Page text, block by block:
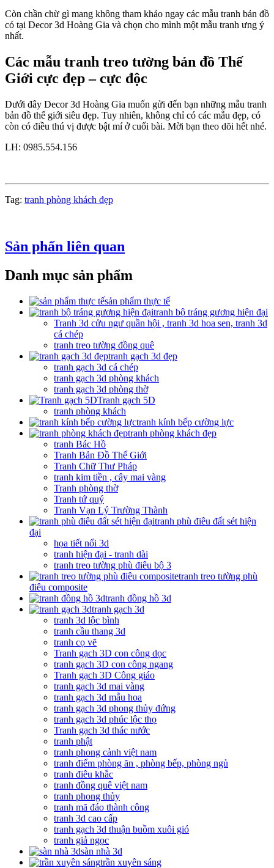
Còn chần chừ gì mang không tham khảo ngay các mẫu tranh bản đồ
có tại Decor 3d Hoàng Gia và chọn cho mình một mẫu tranh ưng ý
nhất.
Các mẫu tranh treo tường bản đồ Thế
Giới cực đẹp – cực độc
Dưới đây Decor 3d Hoàng Gia muốn gửi đến bạn những mẫu tranh
bản đồ thế giới siêu đẹp. Tuy nhiên, không chỉ có các mẫu đẹp, có
còn có điều thú vị được bật mí ở cuối bài. Mời bạn theo dõi hết nhé.
LH: 0985.554.156
Tag: tranh phòng khách đẹp
Sản phẩn liên quan
Danh mục sản phẩm
sản phẩm thực tế
tranh bộ tráng gương hiện đại
Tranh 3d cửu ngư quần hội , tranh 3d hoa sen, tranh 3d
cá chép
tranh treo tường đồng quê
tranh gạch 3d đẹp
tranh gạch 3d cá chép
tranh gạch 3d phòng khách
tranh gạch 3d phòng thờ
Tranh gạch 5D
tranh phòng khách
tranh kính bếp cường lực
tranh phòng khách đẹp
tranh Bác Hồ
Tranh Bản Đồ Thế Giới
Tranh Chữ Thư Pháp
tranh kim tiền , cây mai vàng
Tranh phòng thờ
Tranh tứ quý
Tranh Vạn Lý Trường Thành
tranh phù điêu đất sét hiện
đại
họa tiết nổi 3d
tranh hiện đại - tranh dài
tranh treo tường phù điêu bộ 3
tranh treo tường phù
điêu composite
tranh đồng hồ 3d
tranh gạch 3d
tranh 3d lộc bình
tranh cầu thang 3d
tranh cọ vẽ
Tranh gạch 3D con công dọc
tranh gạch 3D con công ngang
Tranh gạch 3D Công giáo
tranh gạch 3d mai vàng
tranh gạch 3d mẫu hoa
tranh gạch 3d phong thủy đứng
tranh gạch 3d phúc lộc thọ
Tranh gạch 3d thác nước
tranh phật
tranh phong cảnh việt nam
tranh điểm phòng ăn , phòng bếp, phòng ngủ
tranh điêu khắc
tranh đồng quê việt nam
tranh phong thủy
tranh mã đáo thành công
tranh 3d cao cấp
tranh gạch 3d thuận buồm xuôi gió
tranh giả ngọc
sàn nhà 3d
trần xuyên sáng